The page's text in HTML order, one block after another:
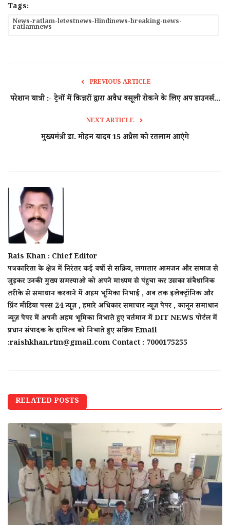
Tags:
News-ratlam-letestnews-Hindinews-breaking-news-
ratlamnews
PREVIOUS ARTICLE
परेशान यात्री :- ट्रेनों में किन्नरों द्वारा अवैध वसूली रोकने के लिए अप डाउनर्स...
NEXT ARTICLE
मुख्यमंत्री डा. मोहन यादव 15 अप्रैल को रतलाम आएंगे
Rais Khan : Chief Editor
पत्रकारिता के क्षेत्र में निरंतर कई वर्षो से सक्रिय, लगातार आमजन और समाज से
जुड़कर उनकी मुख्य समस्याओ को अपने माध्यम से पंहुचा कर उसका संवैधानिक
तरीके से समाधान करवाने में अहम भूमिका निभाई , अब तक इलेक्ट्रॉनिक और
प्रिंट मीडिया पल्स 24 न्यूज़ , हमारे अधिकार समाचार न्यूज़ पेपर , कानून समाधान
न्यूज़ पेपर में अपनी अहम भूमिका निभाते हुए वर्तमान में DIT NEWS पोर्टल में
प्रधान संपादक के दायित्व को निभाते हुए सक्रिय Email
:raishkhan.rtm@gmail.com Contact : 7000175255
RELATED POSTS